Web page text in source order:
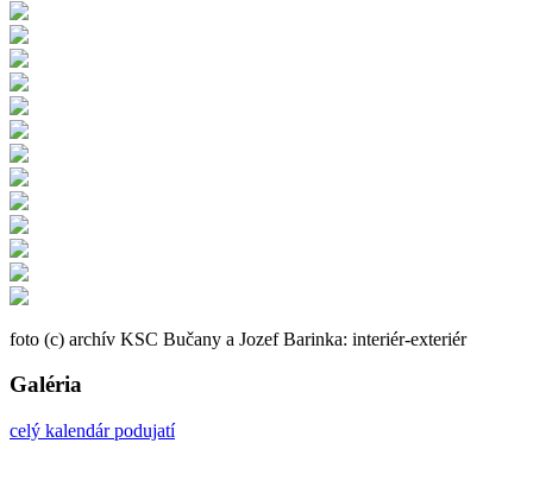
foto (c) archív KSC Bučany a Jozef Barinka: interiér-exteriér
Galéria
celý kalendár podujatí